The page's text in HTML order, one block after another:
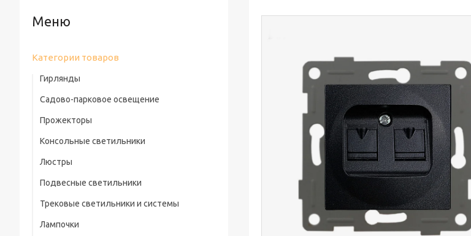
Категории товаров
Гирлянды
Садово-парковое освещение
Прожекторы
Консольные светильники
Люстры
Подвесные светильники
Трековые светильники и системы
Лампочки